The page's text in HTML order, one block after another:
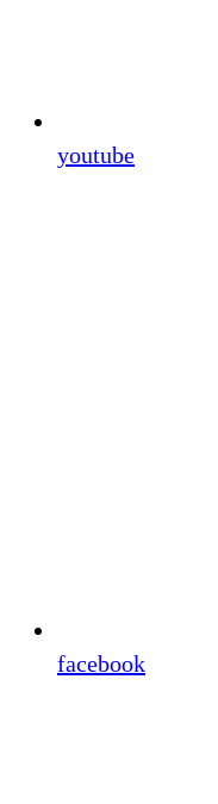
youtube
facebook